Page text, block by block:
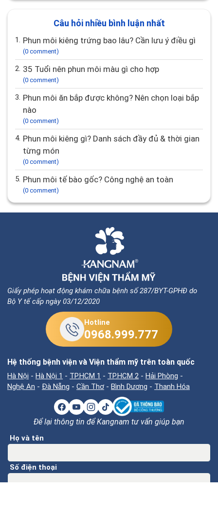
Câu hỏi nhiều bình luận nhất
1. Phun môi kiêng trứng bao lâu? Cần lưu ý điều gì
(0 comment)
2. 35 Tuổi nên phun môi màu gì cho hợp
(0 comment)
3. Phun môi ăn bắp được không? Nên chọn loại bắp
nào
(0 comment)
4. Phun môi kiêng gì? Danh sách đầy đủ & thời gian
từng món
(0 comment)
5. Phun môi tế bào gốc? Công nghệ an toàn
(0 comment)
Giấy phép hoạt động khám chữa bệnh số 287/BYT-GPHĐ do
Bộ Y tế cấp ngày 03/12/2020
Hotline
0968.999.777
Hệ thống bệnh viện và Viện thẩm mỹ trên toàn quốc
Hà Nội - Hà Nội 1 - TP.HCM 1 - TP.HCM 2 - Hải Phòng -
Nghệ An - Đà Nẵng - Cần Thơ - Bình Dương - Thanh Hóa
Để lại thông tin để Kangnam tư vấn giúp bạn
Họ và tên
Số điện thoại